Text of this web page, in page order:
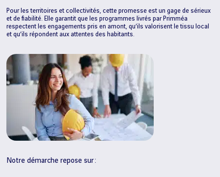
Pour les territoires et collectivités, cette promesse est un gage de sérieux
et de fiabilité. Elle garantit que les programmes livrés par Primméa
respectent les engagements pris en amont, qu’ils valorisent le tissu local
et qu’ils répondent aux attentes des habitants.
Notre démarche repose sur :